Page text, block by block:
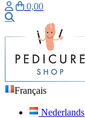
0,00
Français
Nederlands